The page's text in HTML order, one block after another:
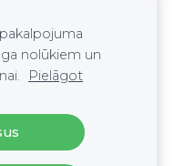
nolūkiem un
Pielāgot